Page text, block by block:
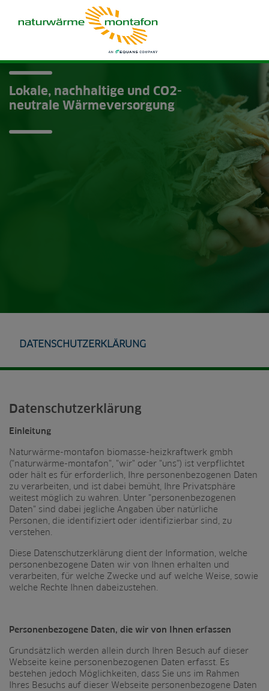
Lokale, nachhaltige und CO2-
neutrale Wärmeversorgung
DATENSCHUTZERKLÄRUNG
Datenschutzerklärung
Einleitung
Naturwärme-montafon biomasse-heizkraftwerk gmbh
("naturwärme-montafon", "wir" oder "uns") ist verpflichtet
oder hält es für erforderlich, Ihre personenbezogenen Daten
zu verarbeiten, und ist dabei bemüht, Ihre Privatsphäre
weitest möglich zu wahren. Unter "personenbezogenen
Daten" sind dabei jegliche Angaben über natürliche
Personen, die identifiziert oder identifizierbar sind, zu
verstehen.
Diese Datenschutzerklärung dient der Information, welche
personenbezogene Daten wir von Ihnen erhalten und
verarbeiten, für welche Zwecke und auf welche Weise, sowie
welche Rechte Ihnen dabeizustehen.
Personenbezogene Daten, die wir von Ihnen erfassen
Grundsätzlich werden allein durch Ihren Besuch auf dieser
Webseite keine personenbezogenen Daten erfasst. Es
bestehen jedoch Möglichkeiten, dass Sie uns im Rahmen
Ihres Besuchs auf dieser Webseite personenbezogene Daten